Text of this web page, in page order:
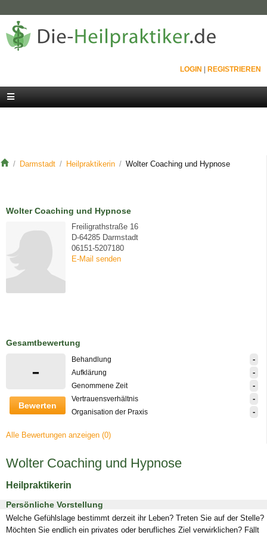
LOGIN REGISTRIEREN
Darmstadt Heilpraktikerin Wolter Coaching und Hypnose
Wolter Coaching und Hypnose
Freiligrathstraße 16
D-64285 Darmstadt
06151-5207180
E-Mail senden
Gesamtbewertung
-
Bewerten
Behandlung -
Aufklärung -
Genommene Zeit -
Vertrauensverhältnis -
Organisation der Praxis -
Alle Bewertungen anzeigen (0)
Wolter Coaching und Hypnose
Heilpraktikerin
Persönliche Vorstellung
Welche Gefühlslage bestimmt derzeit ihr Leben? Treten Sie auf der Stelle?
Möchten Sie endlich ein privates oder berufliches Ziel verwirklichen? Fällt